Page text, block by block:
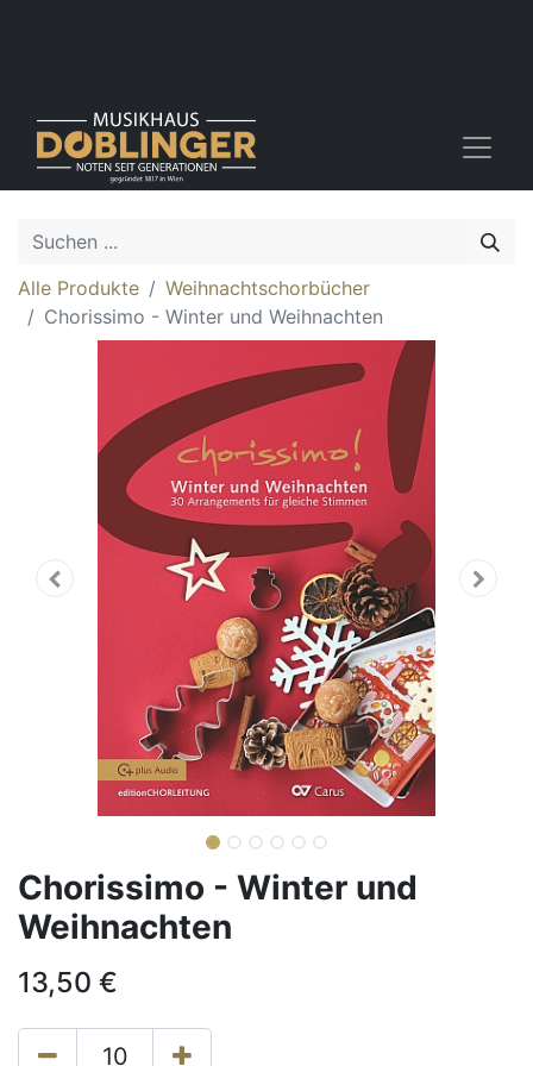
Alle Produkte
Weihnachtschorbücher
Chorissimo - Winter und Weihnachten
Chorissimo - Winter und
Weihnachten
13,50 €